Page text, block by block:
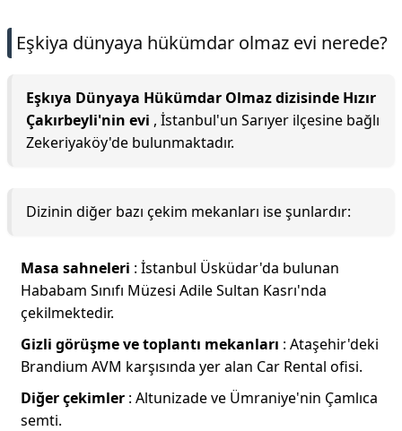
Eşkiya dünyaya hükümdar olmaz evi nerede?
Eşkıya Dünyaya Hükümdar Olmaz dizisinde Hızır
Çakırbeyli'nin evi , İstanbul'un Sarıyer ilçesine bağlı
Zekeriyaköy'de bulunmaktadır.
Dizinin diğer bazı çekim mekanları ise şunlardır:
Masa sahneleri : İstanbul Üsküdar'da bulunan
Hababam Sınıfı Müzesi Adile Sultan Kasrı'nda
çekilmektedir.
Gizli görüşme ve toplantı mekanları : Ataşehir'deki
Brandium AVM karşısında yer alan Car Rental ofisi.
Diğer çekimler : Altunizade ve Ümraniye'nin Çamlıca
semti.